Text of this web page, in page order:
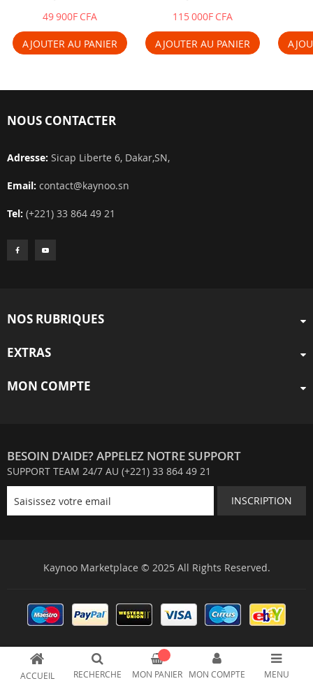
ACCUEIL RECHERCHE MON PANIER MON COMPTE MENU
49 900F CFA
AJOUTER AU PANIER
115 000F CFA
AJOUTER AU PANIER
NOUS CONTACTER
Adresse: Sicap Liberte 6, Dakar,SN,
Email: contact@kaynoo.sn
Tel: (+221) 33 864 49 21
NOS RUBRIQUES
EXTRAS
MON COMPTE
BESOIN D'AIDE? APPELEZ NOTRE SUPPORT
SUPPORT TEAM 24/7 AU (+221) 33 864 49 21
INSCRIPTION
Kaynoo Marketplace © 2025 All Rights Reserved.